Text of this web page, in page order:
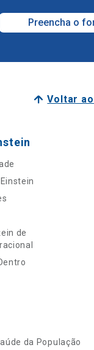
Preencha o
Voltar
de
da População